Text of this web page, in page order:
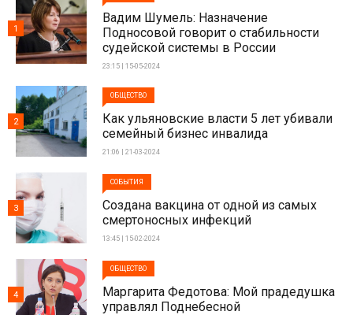
Вадим Шумель: Назначение
Подносовой говорит о стабильности
судейской системы в России
23:15 | 15-05-2024
1
ОБЩЕСТВО
Как ульяновские власти 5 лет убивали
семейный бизнес инвалида
21:06 | 21-03-2024
2
СОБЫТИЯ
Создана вакцина от одной из самых
смертоносных инфекций
13:45 | 15-02-2024
3
ОБЩЕСТВО
Маргарита Федотова: Мой прадедушка
управлял Поднебесной
4